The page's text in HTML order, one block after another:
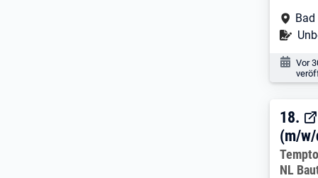
Vor
18.
18.
(m/
NL